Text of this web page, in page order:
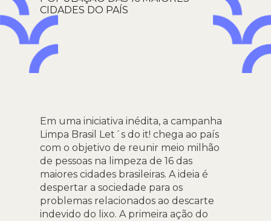
Em uma iniciativa inédita, a campanha
Limpa Brasil Let´s do it! chega ao país
com o objetivo de reunir meio milhão
de pessoas na limpeza de 16 das
maiores cidades brasileiras. A ideia é
despertar a sociedade para os
problemas relacionados ao descarte
indevido do lixo. A primeira ação do